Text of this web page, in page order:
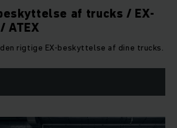
af trucks / EX-
ATEX
rigtige EX-beskyttelse af dine trucks.